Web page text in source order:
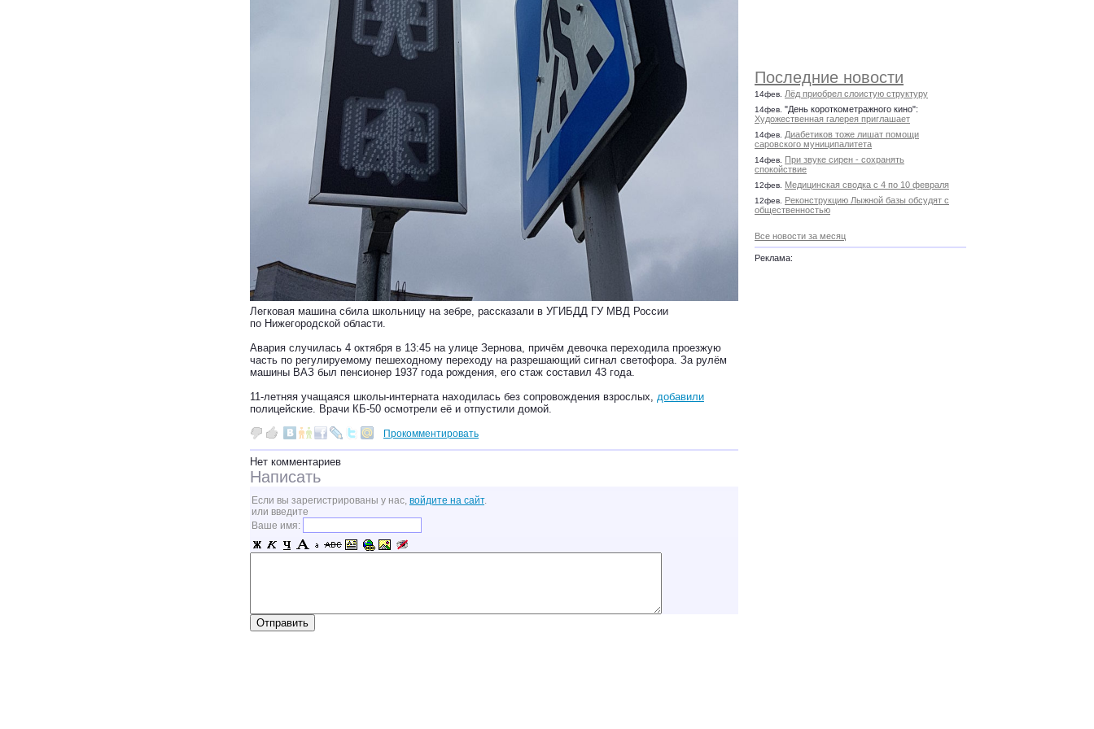
Последние новости
14фев. Лёд приобрел слоистую структуру
14фев. "День короткометражного кино":
Художественная галерея приглашает
14фев.
Диабетиков тоже лишат помощи
саровского муниципалитета
14фев.
При звуке сирен - сохранять
спокойствие
12фев. Медицинская сводка с 4 по 10 февраля
12фев.
Реконструкцию Лыжной базы обсудят с
общественностью
Все новости за месяц
Реклама:
Легковая машина сбила школьницу на зебре, рассказали в УГИБДД ГУ МВД России
по Нижегородской области.
Авария случилась 4 октября в 13:45 на улице Зернова, причём девочка переходила проезжую
часть по регулируемому пешеходному переходу на разрешающий сигнал светофора. За рулём
машины ВАЗ был пенсионер 1937 года рождения, его стаж составил 43 года.
11-летняя учащаяся школы-интерната находилась без сопровождения взрослых, добавили
полицейские. Врачи КБ-50 осмотрели её и отпустили домой.
Прокомментировать
Нет комментариев
Написать
Если вы зарегистрированы у нас, войдите на сайт.
или введите
Ваше имя: